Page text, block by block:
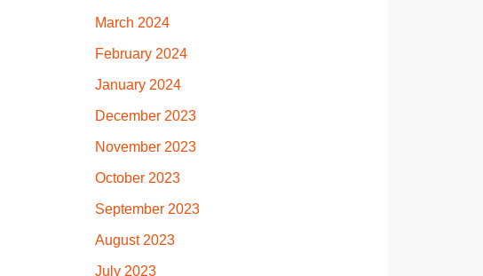
March 2024
February 2024
January 2024
December 2023
November 2023
October 2023
September 2023
August 2023
July 2023